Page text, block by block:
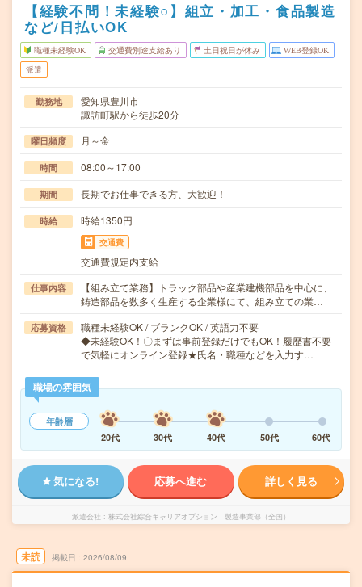
【経験不問！未経験○】組立・加工・食品製造
など/日払いOK
職種未経験OK 交通費別途支給あり 土日祝日が休み WEB登録OK
派遣
勤務地
愛知県豊川市
諏訪町駅から徒歩20分
曜日頻度 月～金
時間 08:00～17:00
期間 長期でお仕事できる方、大歓迎！
時給 時給1350円
交通費
交通費規定内支給
仕事内容
【組み立て業務】トラック部品や産業建機部品を中心に、
鋳造部品を数多く生産する企業様にて、組み立ての業…
応募資格
職種未経験OK / ブランクOK / 英語力不要
◆未経験OK！〇まずは事前登録だけでもOK！履歴書不要
で気軽にオンライン登録★氏名・職種などを入力す…
職場の雰囲気
年齢層
20代
30代 40代 50代 60代
気になる! 応募へ進む 詳しく見る
派遣会社 株式会社綜合キャリアオプション 製造事業部（全国）
未読 掲載日 2026/08/09